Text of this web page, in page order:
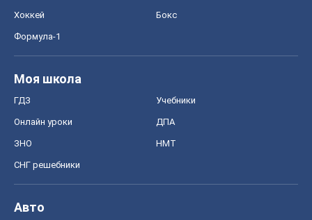
Хоккей Бокс
Формула-1
Моя школа
ГДЗ Учебники
Онлайн уроки ДПА
ЗНО НМТ
СНГ решебники
Авто